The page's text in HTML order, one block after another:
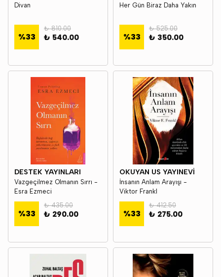
Divan
%33
₺ 810.00
₺ 540.00
Her Gün Biraz Daha Yakın
%33
₺ 525.00
₺ 350.00
DESTEK YAYINLARI
Vazgeçilmez Olmanın Sırrı -
Esra Ezmeci
%33
₺ 435.00
₺ 290.00
OKUYAN US YAYINEVİ
İnsanın Anlam Arayışı -
Viktor Frankl
%33
₺ 412.50
₺ 275.00